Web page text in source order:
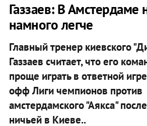
Газзаев: В Амстердаме
намного легче
Главный тренер киевского
Газзаев считает, что его
проще играть в ответной
офф Лиги чемпионов против
амстердамского "Аякса"
ничьей в Киеве..